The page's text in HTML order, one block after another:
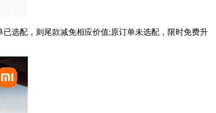
选配，则尾款减免相应价值;原订单未选配，限时免费升